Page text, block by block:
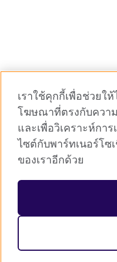
เราใช้คุกกี้เพื่อช่วยใ
โฆษณาที่ตรงกับควา
และเพื่อวิเคราะห์กา
ไซต์กับพาร์ทเนอร์โซ
ของเราอีกด้วย